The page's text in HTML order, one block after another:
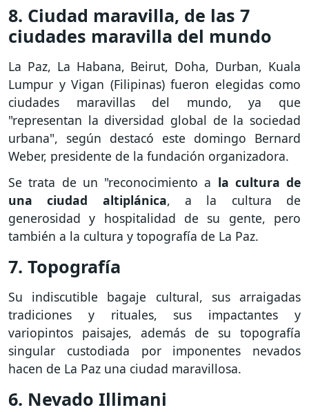
8. Ciudad maravilla, de las 7
ciudades maravilla del mundo
La Paz, La Habana, Beirut, Doha, Durban, Kuala
Lumpur y Vigan (Filipinas) fueron elegidas como
ciudades maravillas del mundo, ya que
"representan la diversidad global de la sociedad
urbana", según destacó este domingo Bernard
Weber, presidente de la fundación organizadora.
Se trata de un "reconocimiento a la cultura de
una ciudad altiplánica, a la cultura de
generosidad y hospitalidad de su gente, pero
también a la cultura y topografía de La Paz.
7. Topografía
Su indiscutible bagaje cultural, sus arraigadas
tradiciones y rituales, sus impactantes y
variopintos paisajes, además de su topografía
singular custodiada por imponentes nevados
hacen de La Paz una ciudad maravillosa.
6. Nevado Illimani